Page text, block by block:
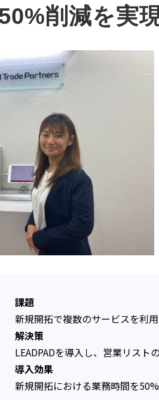
削減を実
課題
新規開拓で複数のサービスを利
解決策
LEADPADを導入し、営業リス
導入効果
新規開拓における業務時間を